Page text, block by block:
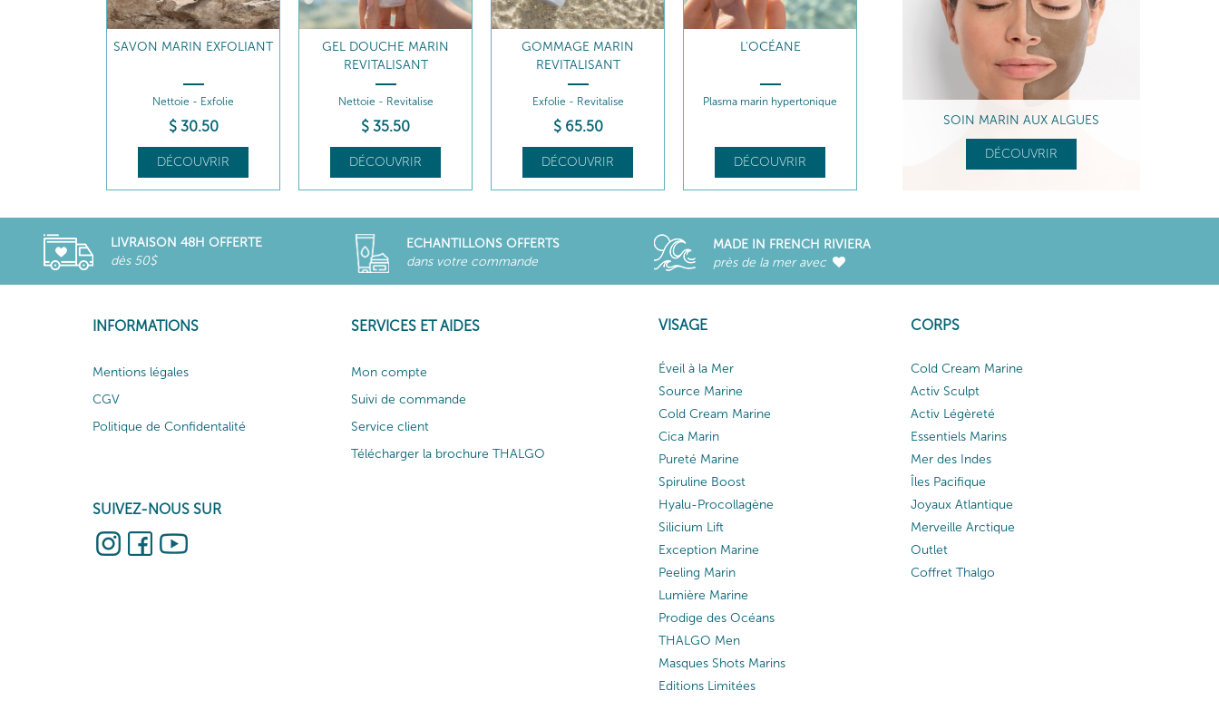
SAVON MARIN EXFOLIANT
Nettoie - Exfolie
$ 30.50
DÉCOUVRIR
GEL DOUCHE MARIN
REVITALISANT
Nettoie - Revitalise
$ 35.50
DÉCOUVRIR
GOMMAGE MARIN
REVITALISANT
Exfolie - Revitalise
$ 65.50
DÉCOUVRIR
L'OCÉANE
Plasma marin hypertonique
DÉCOUVRIR
SOIN MARIN AUX ALGUES
DÉCOUVRIR
LIVRAISON 48H OFFERTE
dès 50$
ECHANTILLONS OFFERTS
dans votre commande
MADE IN FRENCH RIVIERA
près de la mer avec
INFORMATIONS
Mentions légales
CGV
Politique de Confidentalité
SUIVEZ-NOUS SUR
SERVICES ET AIDES
Mon compte
Suivi de commande
Service client
Télécharger la brochure THALGO
VISAGE
Éveil à la Mer
Source Marine
Cold Cream Marine
Cica Marin
Pureté Marine
Spiruline Boost
Hyalu-Procollagène
Silicium Lift
Exception Marine
Peeling Marin
Lumière Marine
Prodige des Océans
THALGO Men
Masques Shots Marins
Editions Limitées
CORPS
Cold Cream Marine
Activ Sculpt
Activ Légèreté
Essentiels Marins
Mer des Indes
Îles Pacifique
Joyaux Atlantique
Merveille Arctique
Outlet
Coffret Thalgo